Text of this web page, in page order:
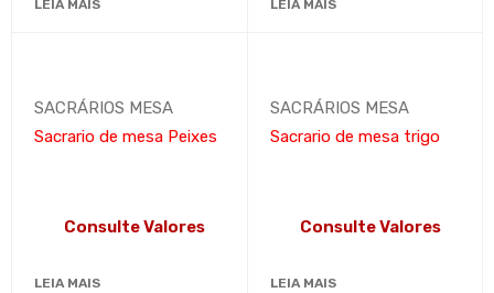
LEIA MAIS LEIA MAIS
SACRÁRIOS MESA
Sacrario de mesa Peixes
Consulte Valores
LEIA MAIS
SACRÁRIOS MESA
Sacrario de mesa trigo
Consulte Valores
LEIA MAIS